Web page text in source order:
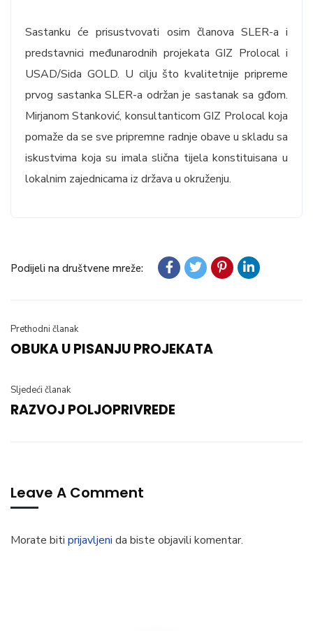
Sastanku će prisustvovati osim članova SLER-a i
predstavnici međunarodnih projekata GIZ Prolocal i
USAD/Sida GOLD. U cilju što kvalitetnije pripreme
prvog sastanka SLER-a održan je sastanak sa gđom.
Mirjanom Stanković, konsultanticom GIZ Prolocal koja
pomaže da se sve pripremne radnje obave u skladu sa
iskustvima koja su imala slična tijela konstituisana u
lokalnim zajednicama iz država u okruženju.
Podijeli na društvene mreže:
Prethodni članak
OBUKA U PISANJU PROJEKATA
Sljedeći članak
RAZVOJ POLJOPRIVREDE
Leave A Comment
Morate biti prijavljeni da biste objavili komentar.